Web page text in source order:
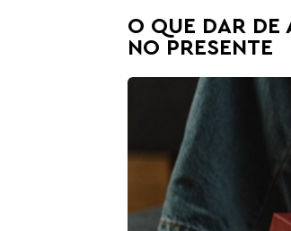
O QUE DAR DE
NO PRESENTE